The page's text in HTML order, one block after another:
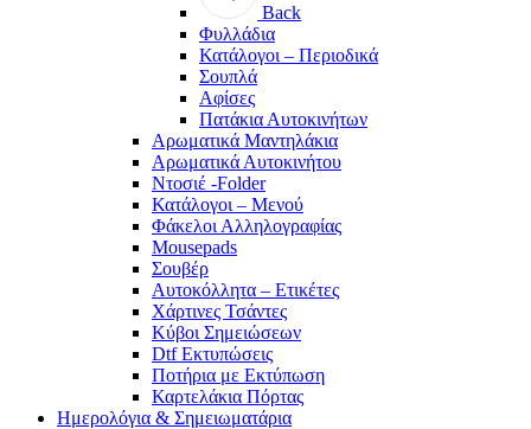
Back
Φυλλάδια
Κατάλογοι – Περιοδικά
Σουπλά
Αφίσες
Πατάκια Αυτοκινήτων
Αρωματικά Μαντηλάκια
Αρωματικά Αυτοκινήτου
Ντοσιέ -Folder
Κατάλογοι – Μενού
Φάκελοι Αλληλογραφίας
Mousepads
Σουβέρ
Αυτοκόλλητα – Ετικέτες
Χάρτινες Τσάντες
Κύβοι Σημειώσεων
Dtf Εκτυπώσεις
Ποτήρια με Εκτύπωση
Καρτελάκια Πόρτας
Ημερολόγια & Σημειωματάρια